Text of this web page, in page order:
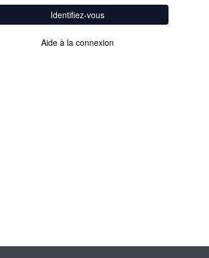
Identifiez-vous
Aide à la connexion